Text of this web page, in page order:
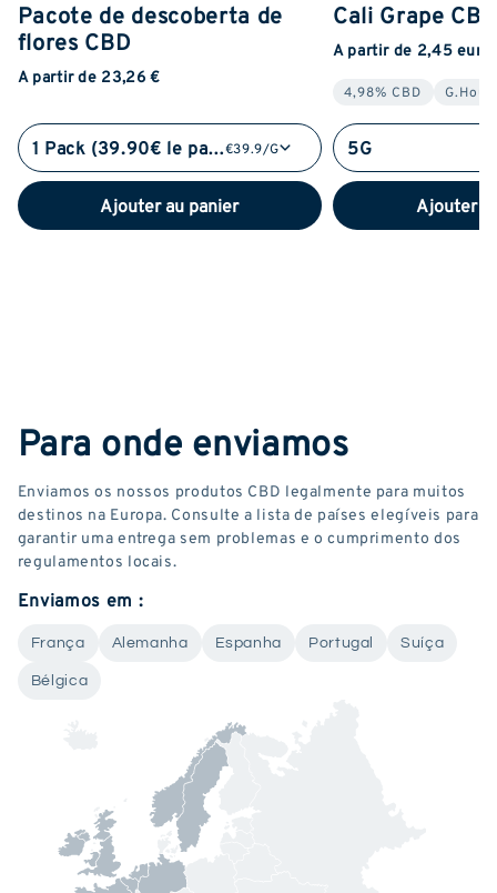
Pacote de descoberta de
flores CBD
A partir de 23,26 €
1 Pack (39.90€ le pack)€39.9/G
Ajouter au panier
Cali Grape CBD
A partir de 2,45
4,98% CBD
5G
Ajouter
Para onde enviamos
Enviamos os nossos produtos CBD legalmente para muitos
destinos na Europa. Consulte a lista de países elegíveis para
garantir uma entrega sem problemas e o cumprimento dos
regulamentos locais.
Enviamos em :
França Alemanha Espanha Portugal Suíça
Bélgica